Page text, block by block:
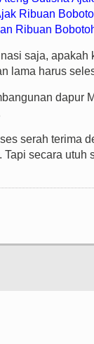
Ribuan
Ribuan
saja,
lama harus
dapur
serah terima
Tapi secara